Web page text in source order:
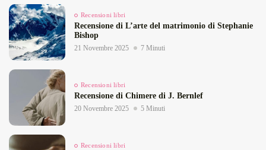
Recensioni libri
Recensione di L’arte del matrimonio di Stephanie
Bishop
21 Novembre 2025 7 Minuti
Recensioni libri
Recensione di Chimere di J. Bernlef
20 Novembre 2025 5 Minuti
Recensioni libri